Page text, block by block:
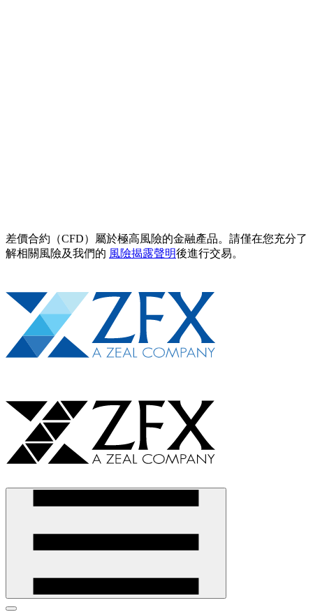
差價合約（CFD）屬於極高風險的金融產品。請僅在您充分了
解相關風險及我們的 風險揭露聲明後進行交易。